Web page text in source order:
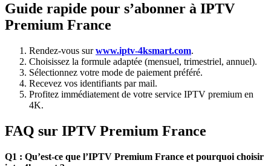
Guide rapide pour s’abonner à IPTV
Premium France
Rendez-vous surwww.iptv-4ksmart.com.
Choisissez la formule adaptée (mensuel, trimestriel, annuel).
Sélectionnez votre mode de paiement préféré.
Recevez vos identifiants par mail.
Profitez immédiatement de votre service IPTV premium en
4K.
FAQ sur IPTV Premium France
Q1 : Qu’est-ce que l’IPTV Premium France et pourquoi choisir